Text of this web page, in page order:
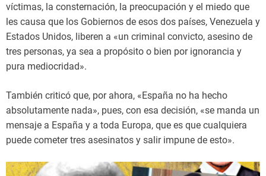
víctimas, la consternación, la preocupación y el miedo que
les causa que los Gobiernos de esos dos países, Venezuela y
Estados Unidos, liberen a «un criminal convicto, asesino de
tres personas, ya sea a propósito o bien por ignorancia y
pura mediocridad».
También criticó que, por ahora, «España no ha hecho
absolutamente nada», pues, con esa decisión, «se manda un
mensaje a España y a toda Europa, que es que cualquiera
puede cometer tres asesinatos y salir impune de esto».